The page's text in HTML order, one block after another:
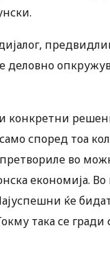
според тоа
во
економија. Во
ќе
така се гради